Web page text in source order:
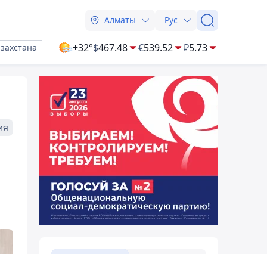
Алматы Рус
+32°$467.48 €539.52 ₽5.73